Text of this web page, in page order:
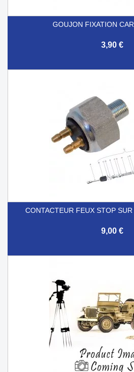
GOUJON FIXATION
3,90 €
CONTACTEUR FEUX STOP
9,00 €